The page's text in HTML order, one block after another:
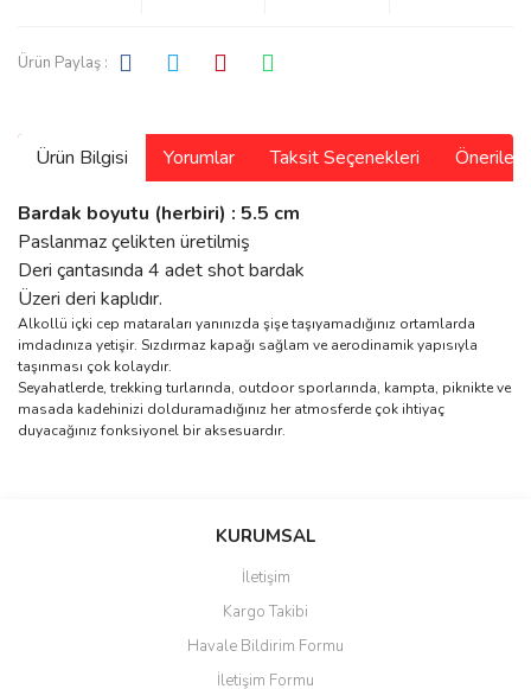
Ürün Paylaş :
Ürün Bilgisi Yorumlar Taksit Seçenekleri
Bardak boyutu (herbiri) : 5.5 cm
Paslanmaz çelikten üretilmiş
Deri çantasında 4 adet shot bardak
Üzeri deri kaplıdır.
Alkollü içki cep mataraları yanınızda şişe taşıyamadığınız ortamlarda
imdadınıza yetişir. Sızdırmaz kapağı sağlam ve aerodinamik yapısıyla
taşınması çok kolaydır.
Seyahatlerde, trekking turlarında, outdoor sporlarında, kampta, piknikte ve
masada kadehinizi dolduramadığınız her atmosferde çok ihtiyaç
duyacağınız fonksiyonel bir aksesuardır.
Bu ürüne ilk yorumu siz yapın!
Ürün resmi kalitesiz, bozuk veya görüntülenemiyor.
Ürün açıklamasında eksik bilgiler bulunuyor.
Ürün bilgilerinde hatalar bulunuyor.
ulaştı. Satış sonrasında
iletişimde hiç zorlanmadım.
KURUMSAL
İletişim
Kargo Takibi
Havale Bildirim Formu
İletişim Formu